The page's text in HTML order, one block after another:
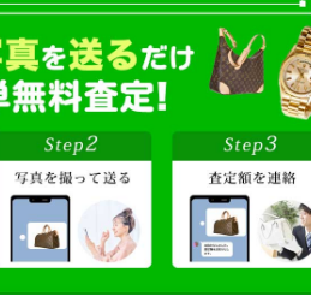
商品を当店へお持ち込
その場で無料査定
ご自宅にお伺いし
その場で無料査定